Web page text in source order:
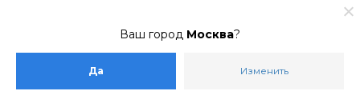
Ваш город Москва?
Да Изменить